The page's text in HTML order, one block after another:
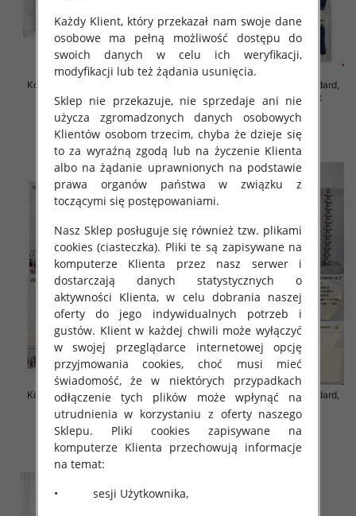
Komplet damskie Roz Standard,
Mix Kolor Paczka 6 szt
65.00 zł
szczegóły
Komplet damskie Roz Standard,
Mix Kolor Paczka 12 szt
55.00 zł
szczegóły
Komplet damskie Roz Standard,
Mix Kolor Paczka 12 szt
55.00 zł
szczegóły
Komplet damskie Roz Standard,
Mix Kolor Paczka 8 szt
63.00 zł
szczegóły
Każdy Klient, który przekazał nam swoje dane
osobowe ma pełną możliwość dostępu do
swoich danych w celu ich weryfikacji,
modyfikacji lub też żądania usunięcia.
Sklep nie przekazuje, nie sprzedaje ani nie
użycza zgromadzonych danych osobowych
Klientów osobom trzecim, chyba że dzieje się
to za wyraźną zgodą lub na życzenie Klienta
albo na żądanie uprawnionych na podstawie
prawa organów państwa w związku z
toczącymi się postępowaniami.
Nasz Sklep posługuje się również tzw. plikami
cookies (ciasteczka). Pliki te są zapisywane na
komputerze Klienta przez nasz serwer i
dostarczają danych statystycznych o
aktywności Klienta, w celu dobrania naszej
oferty do jego indywidualnych potrzeb i
gustów. Klient w każdej chwili może wyłączyć
w swojej przeglądarce internetowej opcję
przyjmowania cookies, choć musi mieć
świadomość, że w niektórych przypadkach
odłączenie tych plików może wpłynąć na
utrudnienia w korzystaniu z oferty naszego
Sklepu. Pliki cookies zapisywane na
komputerze Klienta przechowują informacje
na temat:
• sesji Użytkownika,